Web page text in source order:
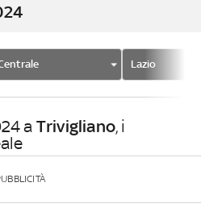
Lazio
a Trivigliano, i